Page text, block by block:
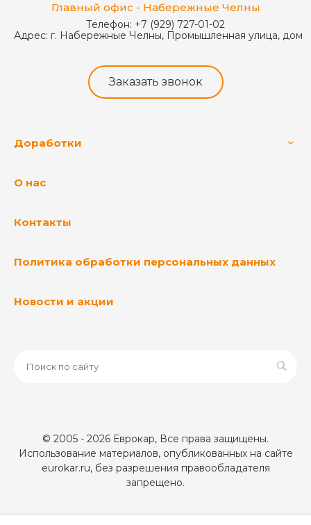
Главный офис - Набережные Челны
Телефон: +7 (929) 727-01-02
Адрес: г. Набережные Челны, Промышленная улица, дом
Заказать звонок
Доработки
О нас
Контакты
Политика обработки персональных данных
Новости и акции
© 2005 - 2026 Еврокар, Все права защищены.
Использование материалов, опубликованных на сайте
eurokar.ru, без разрешения правообладателя
запрещено.